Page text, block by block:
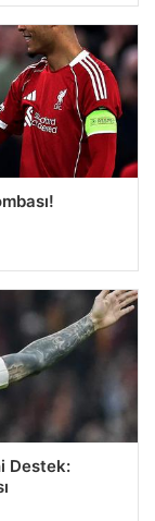
Destek: